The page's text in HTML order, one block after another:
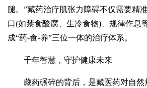
腿。”藏药治疗肌张力障碍不仅需要精
口(如禁食酸腐、生冷食物)、规律作息
成“药-食-养”三位一体的治疗体系。
千年智慧，守护健康未来
藏药碾碎的背后，是藏医药对自